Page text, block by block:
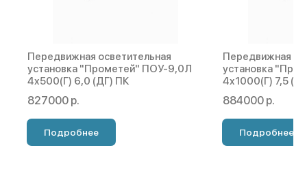
Передвижная осветительная
установка "Прометей" ПОУ-9,0Л
4х500(Г) 6,0 (ДГ) ПК
827000 р.
Подробнее
Передвижная
установка
4х1000(Г) 7,5
884000 р.
Подробнее